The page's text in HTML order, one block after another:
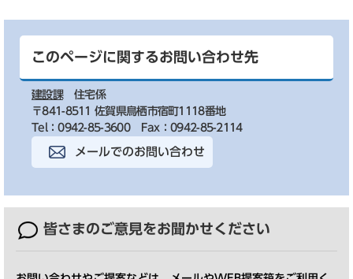
このページに関するお問い合わせ先
建設課
住宅係
〒841-8511 佐賀県鳥栖市宿町1118番地
Tel：0942-85-3600
Fax：0942-85-2114
メールでのお問い合わせ
皆さまのご意見をお聞かせください